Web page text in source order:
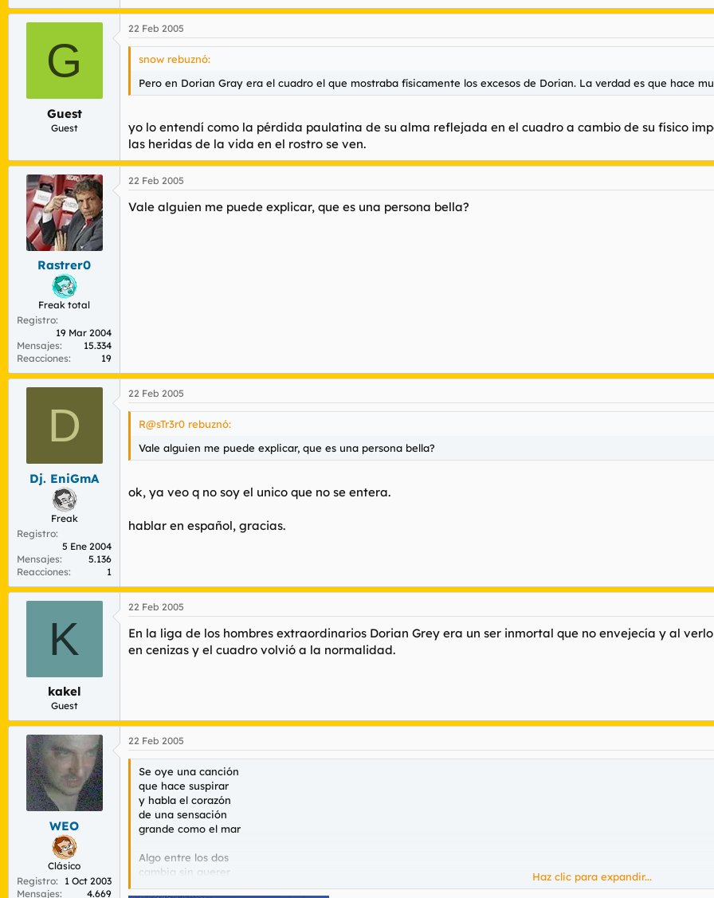
G
Guest
Guest
22 Feb 2005
snow rebuznó:
Pero en Dorian Gray era el cuadro el que mostraba físicamente los excesos de Dorian. La verdad es que hace
yo lo entendí como la pérdida paulatina de su alma reflejada en el cuadro a cambio de su físico
las heridas de la vida en el rostro se ven.
Rastrer0
Freak total
Registro
19 Mar 2004
Mensajes
15.334
Reacciones
19
22 Feb 2005
Vale alguien me puede explicar, que es una persona bella?
D
Dj. EniGmA
Freak
Registro
5 Ene 2004
Mensajes
5.136
Reacciones
1
22 Feb 2005
R@sTr3r0 rebuznó:
Vale alguien me puede explicar, que es una persona bella?
ok, ya veo q no soy el unico que no se entera.
hablar en español, gracias.
K
kakel
Guest
22 Feb 2005
En la liga de los hombres extraordinarios Dorian Grey era un ser inmortal que no envejecía y al
en cenizas y el cuadro volvió a la normalidad.
WEO
Clásico
Registro
1 Oct 2003
Mensajes
4.669
22 Feb 2005
Se oye una canción
que hace suspirar
y habla el corazón
de una sensación
grande como el mar
Algo entre los dos
cambia sin querer
nace una ilusión
Haz clic para expandir...